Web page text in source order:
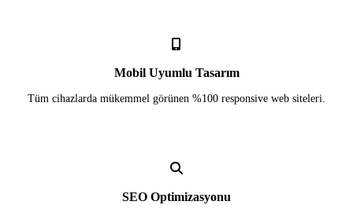
Mobil Uyumlu Tasarım
Tüm cihazlarda mükemmel görünen %100 responsive web siteleri.
SEO Optimizasyonu